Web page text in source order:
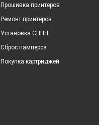
Прошивка принтеров
Ремонт принтеров
Установка СНПЧ
Сброс памперса
Покупка картриджей